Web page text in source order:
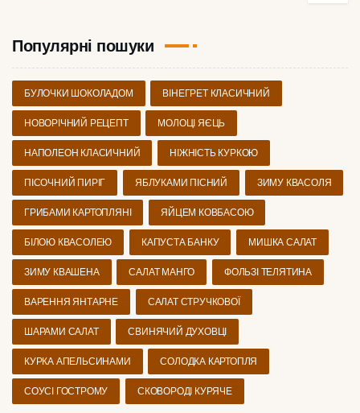
Популярні пошуки
БУЛОЧКИ ШОКОЛАДОМ ВІНЕГРЕТ КЛАСИЧНИЙ
НОВОРІЧНИЙ РЕЦЕПТ МОЛОЦІ ЯЄЦЬ
НАПОЛЕОН КЛАСИЧНИЙ НІЖНІСТЬ КУРКОЮ
ПІСОЧНИЙ ПИРІГ ЯБЛУКАМИ ПІСНИЙ ЗИМУ КВАСОЛЯ
ГРИБАМИ КАРТОПЛЯНІ ЯЙЦЕМ КОВБАСОЮ
БІЛОЮ КВАСОЛЕЮ КАПУСТА БАНКУ МИШКА САЛАТ
ЗИМУ КВАШЕНА САЛАТ МАНГО ФОЛЬЗІ ТЕЛЯТИНА
ВАРЕННЯ ЯНТАРНЕ САЛАТ СТРУЧКОВОЇ
ШАРАМИ САЛАТ СВИНЯЧИЙ ДУХОВЦІ
КУРКА АПЕЛЬСИНАМИ СОЛОДКА КАРТОПЛЯ
СОУСІ ГОСТРОМУ СКОВОРОДІ КУРЯЧЕ